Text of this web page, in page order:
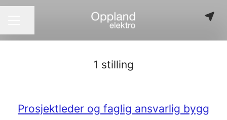
1 stilling
Prosjektleder og faglig ansvarlig bygg